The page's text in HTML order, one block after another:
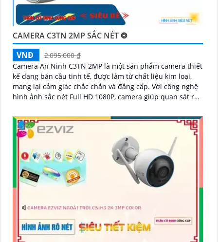
CAMERA C3TN 2MP SẮC NÉT ❂
VNĐ
2,095,000 ₫
Camera An Ninh C3TN 2MP là một sản phẩm camera thiết
kế dạng bán cầu tinh tế, được làm từ chất liệu kim loại,
mang lại cảm giác chắc chắn và đẳng cấp. Với công nghệ
hình ảnh sắc nét Full HD 1080P, camera giúp quan sát rõ